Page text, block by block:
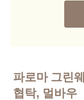
파로마 그린
협탁, 멀바우